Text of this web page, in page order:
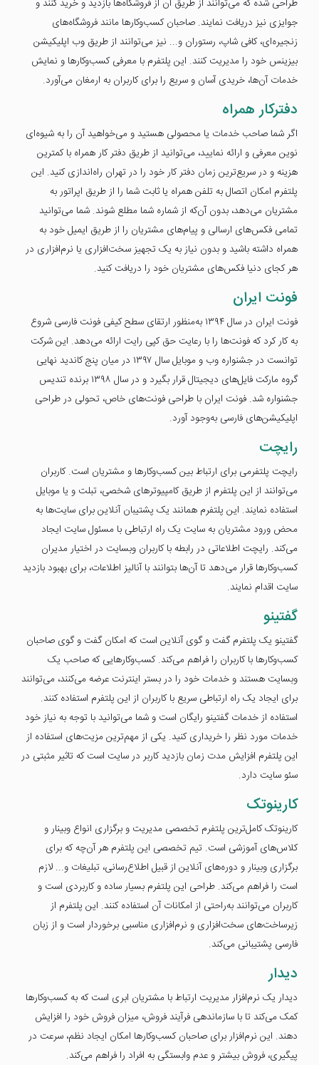
طراحی شده که می‌توانند از طریق آن از فروشگاه‌ها بازدید و خرید کنند و
جوایزی نیز دریافت نمایند. صاحبان کسب‌وکارها مانند فروشگاه‌های
زنجیره‌ای، کافی شاپ، رستوران و... نیز می‌توانند از طریق وب اپلیکیشن
بیزینس خود را مدیریت کنند. این پلتفرم با معرفی کسب‌وکارها و نمایش
خدمات آن‌ها، خریدی آسان و سریع را برای کاربران به ارمغان می‌آورد.
دفترکار همراه
اگر شما صاحب خدمات یا محصولی هستید و می‌خواهید آن را به شیوه‌ای
نوین معرفی و ارائه نمایید، می‌توانید از طریق دفتر کار همراه با کمترین
هزینه و در سریع‌ترین زمان دفتر کار خود را در تهران راه‌اندازی کنید. این
پلتفرم امکان اتصال به تلفن همراه یا ثابت شما را از طریق اپراتور به
مشتریان می‌دهد، بدون آن‌که از شماره شما مطلع شوند. شما می‌توانید
تمامی فکس‌های ارسالی و پیام‌های مشتریان را از طریق ایمیل خود به
همراه داشته باشید و بدون نیاز به یک تجهیز سخت‌افزاری یا نرم‌افزاری در
هر کجای دنیا فکس‌های مشتریان خود را دریافت کنید.
فونت ‌ایران
فونت ‌ایران در سال ۱۳۹۴ به‌منظور ارتقای سطح کیفی فونت فارسی شروع
به کار کرد که فونت‌ها را با رعایت حق کپی رایت ارائه می‌دهد. این شرکت
توانست در جشنواره وب و موبایل سال ۱۳۹۷ در میان پنج کاندید نهایی
گروه مارکت فایل‌های دیجیتال قرار بگیرد و در سال ۱۳۹۸ برنده تندیس
جشنواره شد. فونت ‌ایران با طراحی فونت‌های خاص، تحولی در طراحی
اپلیکیشن‌های فارسی به‌وجود آورد.
رایچت
رایچت پلتفرمی برای ارتباط بین کسب‌وکارها و مشتریان است. کاربران
می‌توانند از این پلتفرم از طریق کامپیوترهای شخصی، تبلت و یا موبایل
استفاده نمایند. این پلتفرم همانند یک پشتیبان آنلاین برای سایت‌ها به
محض ورود مشتریان به سایت یک راه ارتباطی با مسئول سایت ایجاد
می‌کند. رایچت اطلاعاتی در رابطه با کاربران وبسایت در اختیار مدیران
کسب‌وکارها قرار می‌دهد تا آن‌ها بتوانند با آنالیز اطلاعات، برای بهبود بازدید
سایت اقدام نمایند.
گفتینو
گفتینو یک پلتفرم گفت و گوی آنلاین است که امکان گفت و گوی صاحبان
کسب‌وکارها با کاربران را فراهم می‌کند. کسب‌وکارهایی که صاحب یک
وبسایت هستند و خدمات خود را در بستر اینترنت عرضه می‌کنند، می‌توانند
برای ایجاد یک راه ارتباطی سریع با کاربران از این پلتفرم استفاده کنند.
استفاده از خدمات گفتینو رایگان است و شما می‌توانید با توجه به نیاز خود
خدمات مورد نظر را خریداری کنید. یکی از مهم‌ترین مزیت‌های استفاده از
این پلتفرم افزایش مدت زمان بازدید کاربر در سایت است که تاثیر مثبتی در
سئو سایت دارد.
کارینوتک
کارینوتک کامل‌ترین پلتفرم تخصصی مدیریت و برگزاری انواع وبینار و
کلاس‌های آموزشی است. تیم تخصصی این پلتفرم هر آن‌چه که برای
برگزاری وبینار و دوره‌های آنلاین از قبیل اطلاع‌رسانی، تبلیغات و... لازم
است را فراهم می‌کند. طراحی این پلتفرم بسیار ساده و کاربردی است و
کاربران می‌توانند به‌راحتی از امکانات آن استفاده کنند. این پلتفرم از
زیرساخت‌های سخت‌افزاری و نرم‌افزاری مناسبی برخوردار است و از زبان
فارسی پشتیبانی می‌کند.
دیدار
دیدار یک نرم‌افزار مدیریت ارتباط با مشتریان ابری است که به کسب‌وکارها
کمک می‌کند تا با سازماندهی فرآیند فروش، میزان فروش خود را افزایش
دهند. این نرم‌افزار برای صاحبان کسب‌وکارها امکان ایجاد نظم، سرعت در
پیگیری، فروش بیشتر و عدم وابستگی به افراد را فراهم می‌کند.